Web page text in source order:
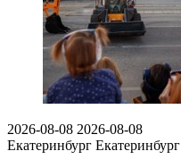
2026-08-08 2026-08-08
Екатеринбург Екатеринбург